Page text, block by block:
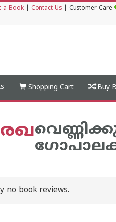
a Book Contact Us Customer Care
Shopping Cart Buy
no book reviews.